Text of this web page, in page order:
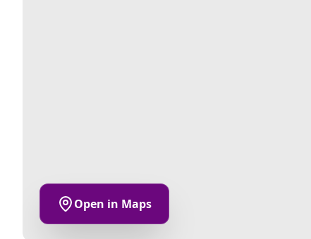
Open in Maps